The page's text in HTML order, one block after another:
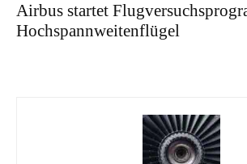
Airbus startet
Hochspannweitenflügel